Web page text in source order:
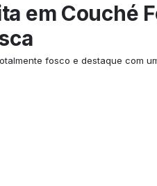
em Couché
fosco e destaque com